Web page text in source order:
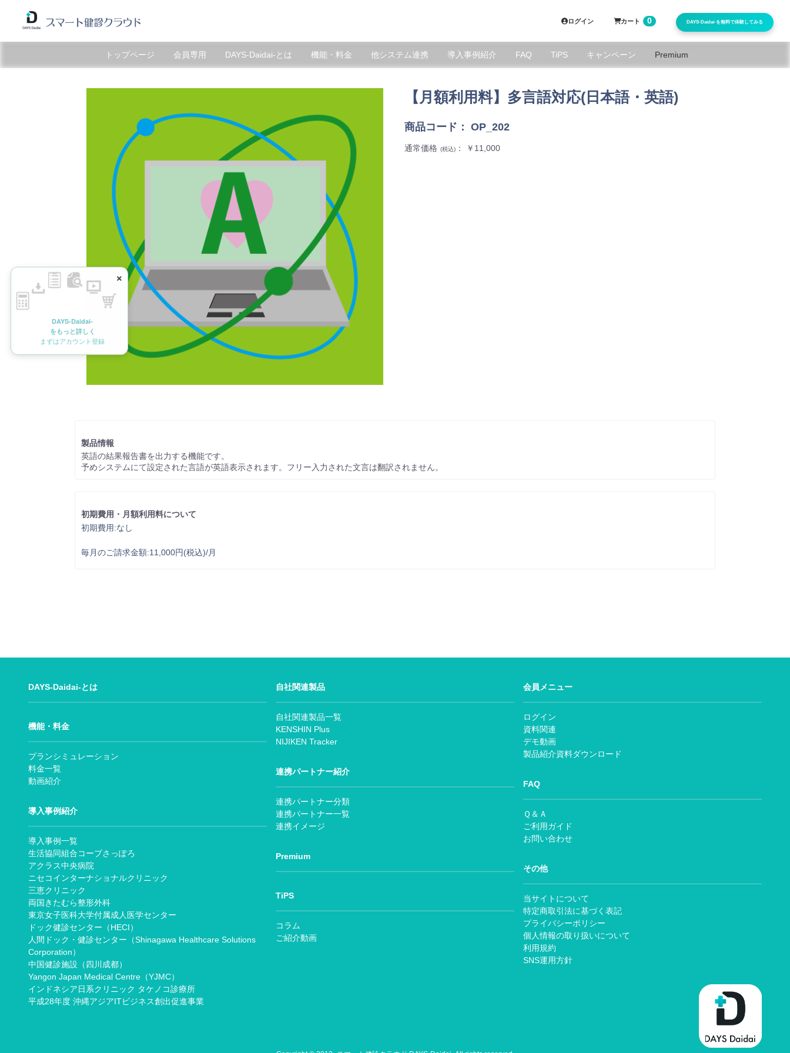
ログイン カート 0 DAYS-Daidai-を無料で体験してみる
トップページ 会員専用 DAYS-Daidai-とは 機能・料金 他システム連携 導入事例紹介 FAQ TiPS キャンペーン Premium
【月額利用料】多言語対応(日本語・英語)
商品コード： OP_202
通常価格 (税込) ： ￥11,000
製品情報
英語の結果報告書を出力する機能です。
予めシステムにて設定された言語が英語表示されます。フリー入力された文言は翻訳されません。
初期費用・月額利用料について
初期費用:なし
毎月のご請求金額:11,000円(税込)/月
DAYS-Daidai-とは
機能・料金
プランシミュレーション
料金一覧
動画紹介
導入事例紹介
導入事例一覧
生活協同組合コープさっぽろ
アクラス中央病院
ニセコインターナショナルクリニック
三恵クリニック
両国きたむら整形外科
東京女子医科大学付属成人医学センター
ドック健診センター（HECI）
人間ドック・健診センター（Shinagawa Healthcare Solutions
Corporation）
中国健診施設（四川成都）
Yangon Japan Medical Centre（YJMC）
インドネシア日系クリニック タケノコ診療所
平成28年度 沖縄アジアITビジネス創出促進事業
自社関連製品
自社関連製品一覧
KENSHIN Plus
NIJIKEN Tracker
連携パートナー紹介
連携パートナー分類
連携パートナー一覧
連携イメージ
Premium
TiPS
コラム
ご紹介動画
会員メニュー
ログイン
資料関連
デモ動画
製品紹介資料ダウンロード
FAQ
Ｑ＆Ａ
ご利用ガイド
お問い合わせ
その他
当サイトについて
特定商取引法に基づく表記
プライバシーポリシー
個人情報の取り扱いについて
利用規約
SNS運用方針
DAYS-Daidai-
をもっと詳しく
まずはアカウント登録
×